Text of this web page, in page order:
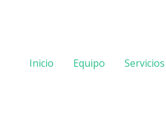
Inicio
Equipo Servicios